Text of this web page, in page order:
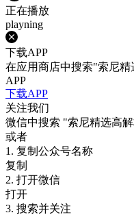
正在播放
playning
下载APP
在应用商店中搜索"索尼精
APP
下载APP
关注我们
微信中搜索 "索尼精选高
或者
1. 复制公众号名称
复制
2. 打开微信
打开
3. 搜索并关注